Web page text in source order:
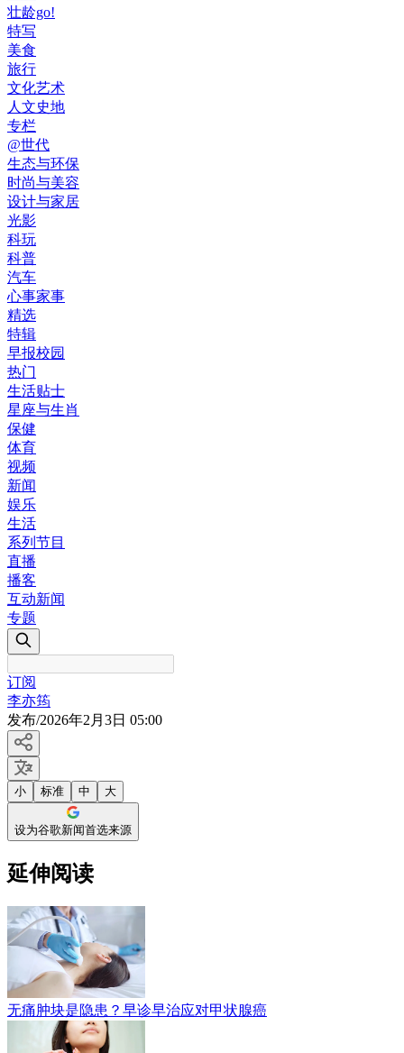
壮龄go!
特写
美食
旅行
文化艺术
人文史地
专栏
@世代
生态与环保
时尚与美容
设计与家居
光影
科玩
科普
汽车
心事家事
精选
特辑
早报校园
热门
生活贴士
星座与生肖
保健
体育
视频
新闻
娱乐
生活
系列节目
直播
播客
互动新闻
专题
订阅
李亦筠
发布/2026年2月3日 05:00
小 标准 中 大
设为谷歌新闻首选来源
延伸阅读
无痛肿块是隐患？早诊早治应对甲状腺癌